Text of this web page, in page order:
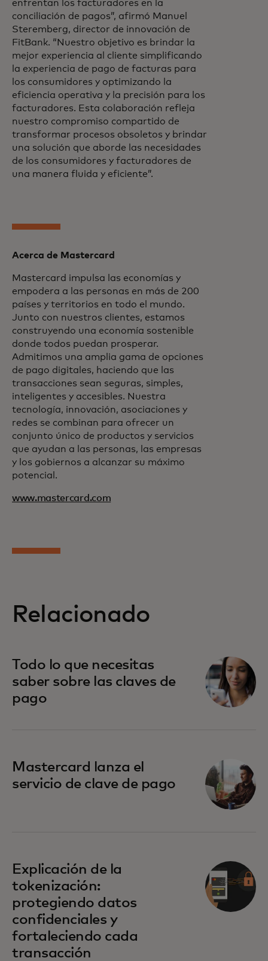
enfrentan los facturadores en la
conciliación de pagos”, afirmó Manuel
Steremberg, director de innovación de
FitBank. “Nuestro objetivo es brindar la
mejor experiencia al cliente simplificando
la experiencia de pago de facturas para
los consumidores y optimizando la
eficiencia operativa y la precisión para los
facturadores. Esta colaboración refleja
nuestro compromiso compartido de
transformar procesos obsoletos y brindar
una solución que aborde las necesidades
de los consumidores y facturadores de
una manera fluida y eficiente”.
Acerca de Mastercard
Mastercard impulsa las economías y
empodera a las personas en más de 200
países y territorios en todo el mundo.
Junto con nuestros clientes, estamos
construyendo una economía sostenible
donde todos puedan prosperar.
Admitimos una amplia gama de opciones
de pago digitales, haciendo que las
transacciones sean seguras, simples,
inteligentes y accesibles. Nuestra
tecnología, innovación, asociaciones y
redes se combinan para ofrecer un
conjunto único de productos y servicios
que ayudan a las personas, las empresas
y los gobiernos a alcanzar su máximo
potencial.
www.mastercard.com
Relacionado
Todo lo que necesitas
saber sobre las claves de
pago
Mastercard lanza el
servicio de clave de pago
Explicación de la
tokenización:
protegiendo datos
confidenciales y
fortaleciendo cada
transacción